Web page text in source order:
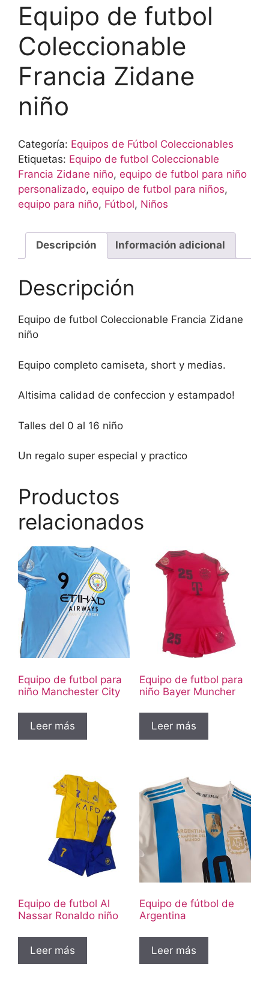
Equipo de futbol
Coleccionable
Francia Zidane
niño
Categoría: Equipos de Fútbol Coleccionables
Etiquetas: Equipo de futbol Coleccionable
Francia Zidane niño, equipo de futbol para niño
personalizado, equipo de futbol para niños,
equipo para niño, Fútbol, Niños
Descripción Información adicional
Descripción
Equipo de futbol Coleccionable Francia Zidane
niño
Equipo completo camiseta, short y medias.
Altisima calidad de confeccion y estampado!
Talles del 0 al 16 niño
Un regalo super especial y practico
Productos
relacionados
Equipo de futbol para
niño Manchester City
Leer más
Equipo de futbol para
niño Bayer Muncher
Leer más
Equipo de futbol Al
Nassar Ronaldo niño
Leer más
Equipo de fútbol de
Argentina
Leer más